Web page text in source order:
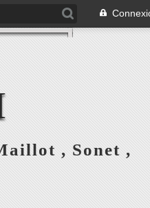
, Sonet ,